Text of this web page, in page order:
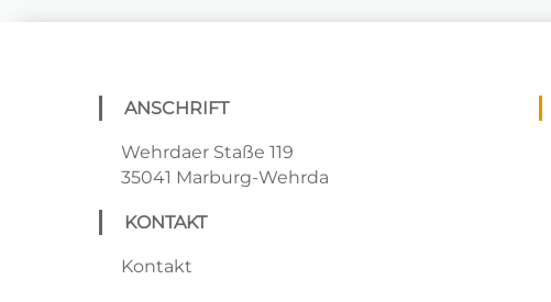
ANSCHRIFT
Wehrdaer Staße 119
35041 Marburg-Wehrda
KONTAKT
Kontakt